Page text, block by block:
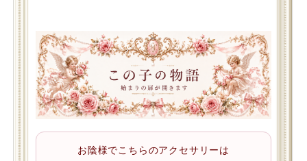
お陰様でこちらのアクセサリーは